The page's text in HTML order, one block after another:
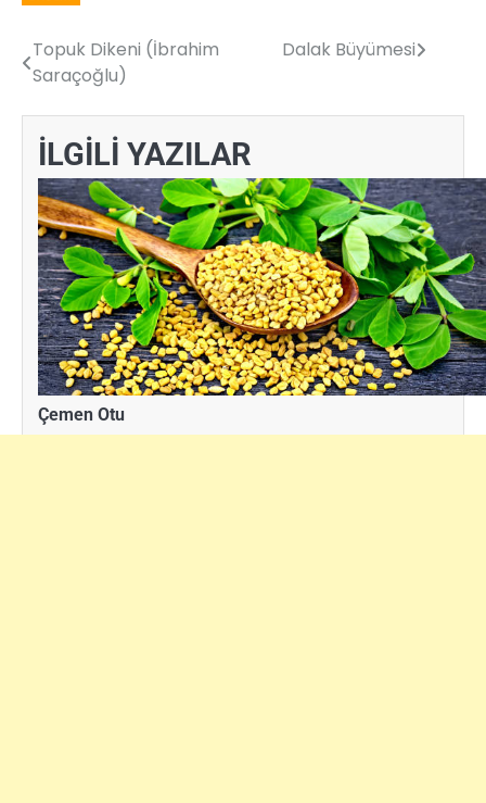
Yazı
gezinmesi
Topuk Dikeni (İbrahim
Saraçoğlu)
Dalak Büyümesi
İLGİLİ YAZILAR
Çemen Otu